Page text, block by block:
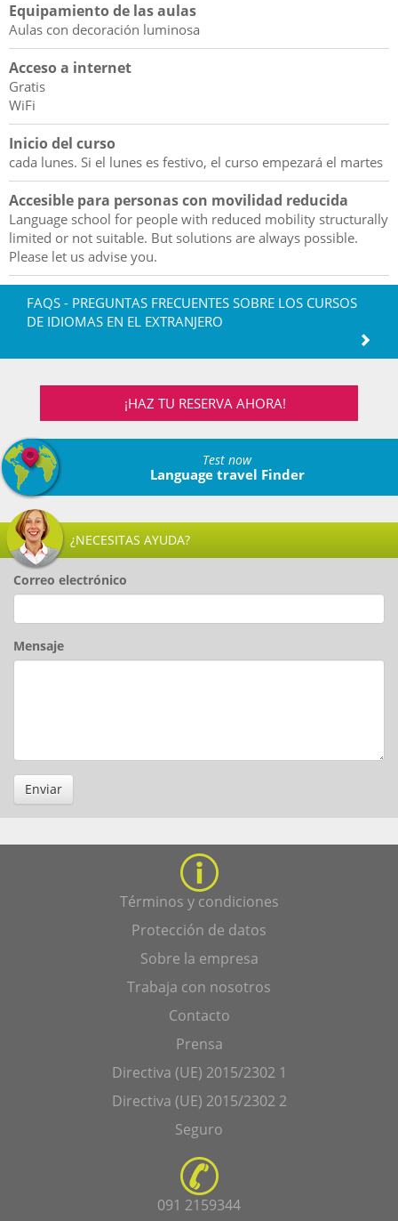
Equipamiento de las aulas
Aulas con decoración luminosa
Acceso a internet
Gratis
WiFi
Inicio del curso
cada lunes. Si el lunes es festivo, el curso empezará el martes
Accesible para personas con movilidad reducida
Language school for people with reduced mobility structurally
limited or not suitable. But solutions are always possible.
Please let us advise you.
FAQS - PREGUNTAS FRECUENTES SOBRE LOS CURSOS
DE IDIOMAS EN EL EXTRANJERO
¡HAZ TU RESERVA AHORA!
Test now
Language travel Finder
¿NECESITAS AYUDA?
Correo electrónico
Mensaje
Enviar
Términos y condiciones
Protección de datos
Sobre la empresa
Trabaja con nosotros
Contacto
Prensa
Directiva (UE) 2015/2302 1
Directiva (UE) 2015/2302 2
Seguro
091 2159344